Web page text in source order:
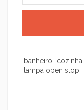
banheiro cozinha
tampa open stop